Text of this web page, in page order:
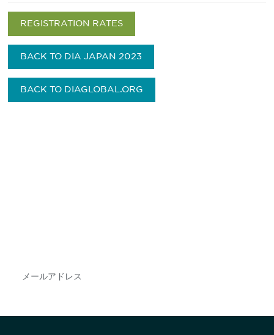
REGISTRATION RATES
BACK TO DIA JAPAN 2023
BACK TO DIAGLOBAL.ORG